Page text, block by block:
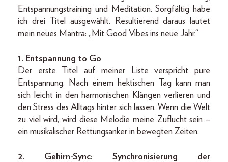
Entspannungstraining und Meditation. Sorgfältig habe
ich drei Titel ausgewählt. Resultierend daraus lautet
mein neues Mantra: „Mit Good Vibes ins neue Jahr.“
1. Entspannung to Go
Der erste Titel auf meiner Liste verspricht pure
Entspannung. Nach einem hektischen Tag kann man
sich leicht in den harmonischen Klängen verlieren und
den Stress des Alltags hinter sich lassen. Wenn die Welt
zu viel wird, wird diese Melodie meine Zuflucht sein –
ein musikalischer Rettungsanker in bewegten Zeiten.
2. Gehirn-Sync: Synchronisierung der